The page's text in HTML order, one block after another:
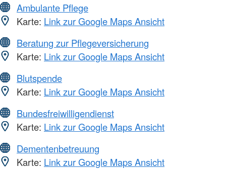
Ambulante Pflege
Karte: Link zur Google Maps Ansicht
Beratung zur Pflegeversicherung
Karte: Link zur Google Maps Ansicht
Blutspende
Karte: Link zur Google Maps Ansicht
Bundesfreiwilligendienst
Karte: Link zur Google Maps Ansicht
Dementenbetreuung
Karte: Link zur Google Maps Ansicht